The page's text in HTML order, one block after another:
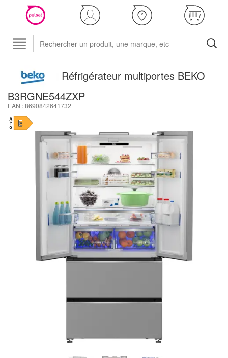
Réfrigérateur multiportes BEKO
B3RGNE544ZXP
EAN : 8690842641732